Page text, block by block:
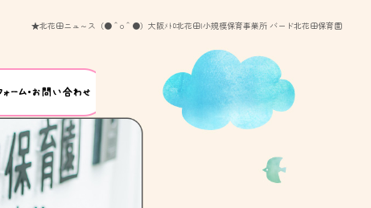
★北花田ニュ～ス（●＾o＾●）大阪ﾒﾄﾛ北花田|小規模保育事業所 バード北花田保育園